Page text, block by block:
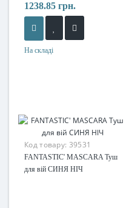
1238.85 грн.
На складі
Код товару: 39531
FANTASTIC' MASCARA Туш
для вій СИНЯ НІЧ